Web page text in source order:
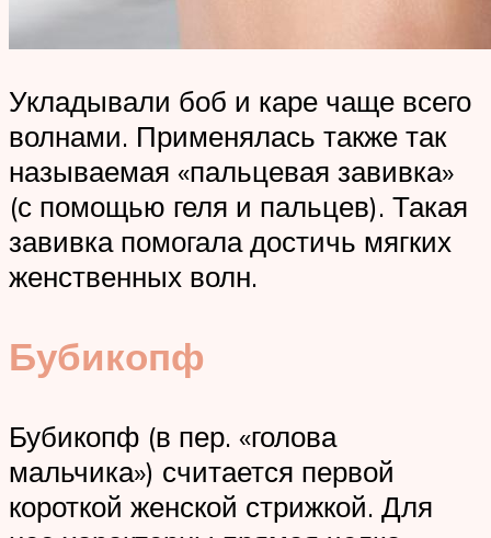
Укладывали боб и каре чаще всего
волнами. Применялась также так
называемая «пальцевая завивка»
(с помощью геля и пальцев). Такая
завивка помогала достичь мягких
женственных волн.
Бубикопф
Бубикопф (в пер. «голова
мальчика») считается первой
короткой женской стрижкой. Для